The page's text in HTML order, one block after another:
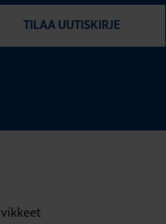
TILAA UUTISKIRJE